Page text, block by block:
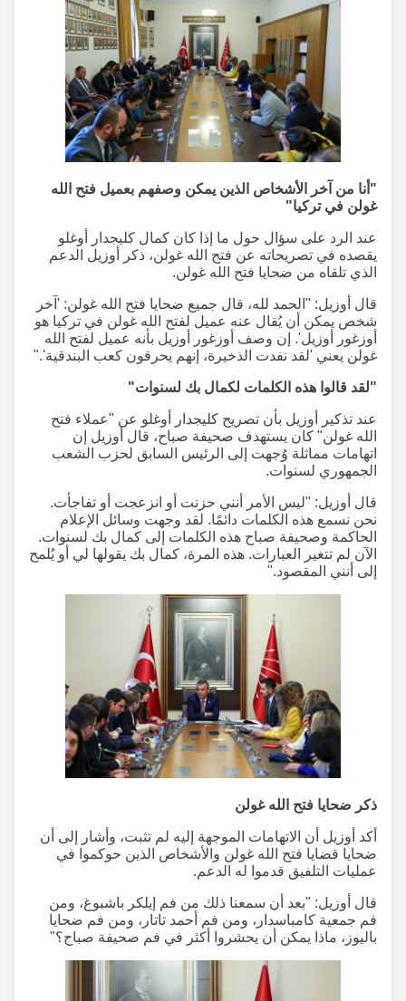
"أنا من آخر الأشخاص الذين يمكن وصفهم بعميل فتح الله
غولن في تركيا"
عند الرد على سؤال حول ما إذا كان كمال كليجدار أوغلو
يقصده في تصريحاته عن فتح الله غولن، ذكر أوزيل الدعم
الذي تلقاه من ضحايا فتح الله غولن.
قال أوزيل: "الحمد لله، قال جميع ضحايا فتح الله غولن: 'آخر
شخص يمكن أن يُقال عنه عميل لفتح الله غولن في تركيا هو
أوزغور أوزيل'. إن وصف أوزغور أوزيل بأنه عميل لفتح الله
غولن يعني 'لقد نفدت الذخيرة، إنهم يحرقون كعب البندقية'."
"لقد قالوا هذه الكلمات لكمال بك لسنوات"
عند تذكير أوزيل بأن تصريح كليجدار أوغلو عن "عملاء فتح
الله غولن" كان يستهدف صحيفة صباح، قال أوزيل إن
اتهامات مماثلة وُجهت إلى الرئيس السابق لحزب الشعب
الجمهوري لسنوات.
قال أوزيل: "ليس الأمر أنني حزنت أو انزعجت أو تفاجأت.
نحن نسمع هذه الكلمات دائمًا. لقد وجهت وسائل الإعلام
الحاكمة وصحيفة صباح هذه الكلمات إلى كمال بك لسنوات.
الآن لم تتغير العبارات. هذه المرة، كمال بك يقولها لي أو يُلمح
إلى أنني المقصود."
ذكر ضحايا فتح الله غولن
أكد أوزيل أن الاتهامات الموجهة إليه لم تثبت، وأشار إلى أن
ضحايا قضايا فتح الله غولن والأشخاص الذين حوكموا في
عمليات التلفيق قدموا له الدعم.
قال أوزيل: "بعد أن سمعنا ذلك من فم إيلكر باشبوغ، ومن
فم جمعية كامباسدار، ومن فم أحمد تاتار، ومن فم ضحايا
باليوز، ماذا يمكن أن يحشروا أكثر في فم صحيفة صباح؟"